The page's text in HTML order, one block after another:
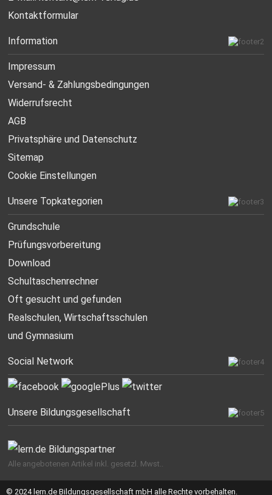
Kontaktformular
Information
Impressum
Versand- & Zahlungsbedingungen
Widerrufsrecht
AGB
Privatsphäre und Datenschutz
Sitemap
Cookie Einstellungen
Unsere Topkategorien
Grundschule
Prüfungsvorbereitung
Download
Schultaschenrechner
Oft gesucht und gefunden
Realschulen,Wirtschaftsschulen
und Gymnasium
Social Network
Unsere Bildungsgesellschaft
Alle angebotenen Artikel inkl. gesetzl. Mwst..
© 2024 lern.de Bildungsgesellschaft mbH alle Rechte vorbehalten.